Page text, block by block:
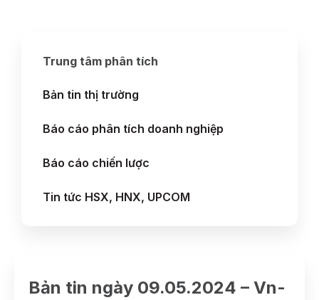
Trung tâm phân tích
Bản tin thị trường
Báo cáo phân tích doanh nghiệp
Báo cáo chiến lược
Tin tức HSX, HNX, UPCOM
Bản tin ngày 09.05.2024 – Vn-